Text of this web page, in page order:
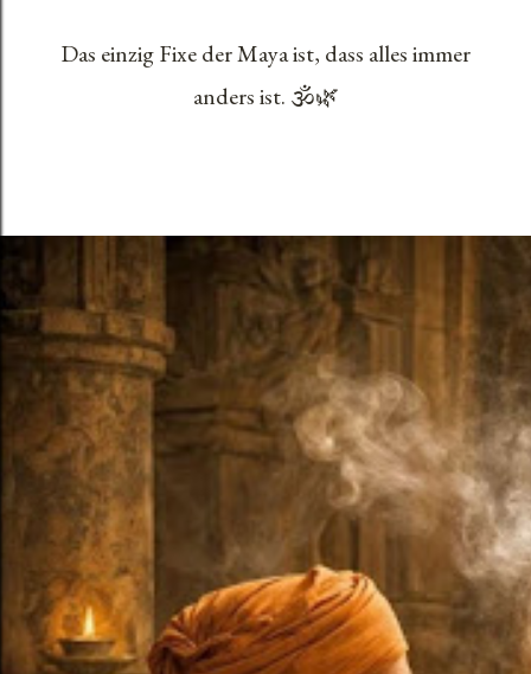
Das einzig Fixe der Maya ist, dass alles immer
anders ist. 🕉️🌿